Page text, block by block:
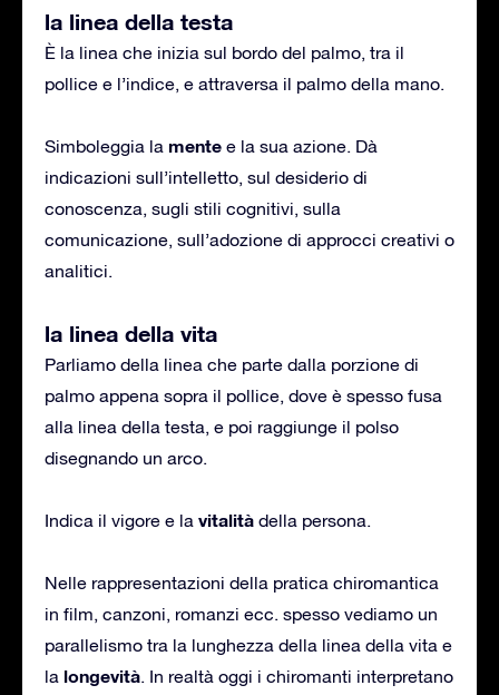
la linea della testa
È la linea che inizia sul bordo del palmo, tra il
pollice e l’indice, e attraversa il palmo della mano.
Simboleggia la mente e la sua azione. Dà
indicazioni sull’intelletto, sul desiderio di
conoscenza, sugli stili cognitivi, sulla
comunicazione, sull’adozione di approcci creativi o
analitici.
la linea della vita
Parliamo della linea che parte dalla porzione di
palmo appena sopra il pollice, dove è spesso fusa
alla linea della testa, e poi raggiunge il polso
disegnando un arco.
Indica il vigore e la vitalità della persona.
Nelle rappresentazioni della pratica chiromantica
in film, canzoni, romanzi ecc. spesso vediamo un
parallelismo tra la lunghezza della linea della vita e
la longevità. In realtà oggi i chiromanti interpretano